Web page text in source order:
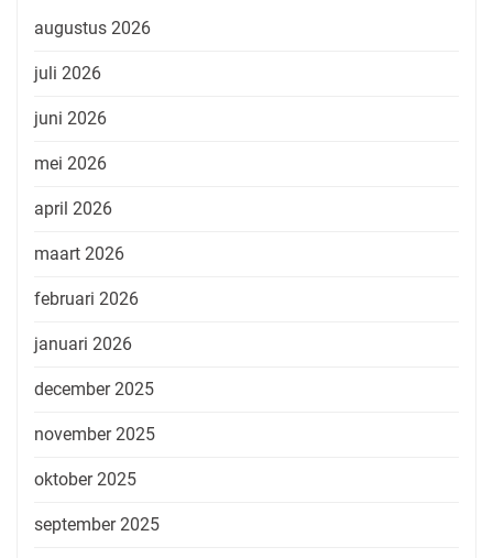
augustus 2026
juli 2026
juni 2026
mei 2026
april 2026
maart 2026
februari 2026
januari 2026
december 2025
november 2025
oktober 2025
september 2025